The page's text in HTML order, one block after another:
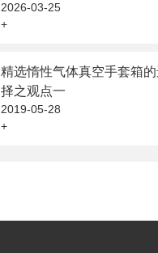
2026-03-25
+
精选惰性气体真空手套箱
择之观点一
2019-05-28
+